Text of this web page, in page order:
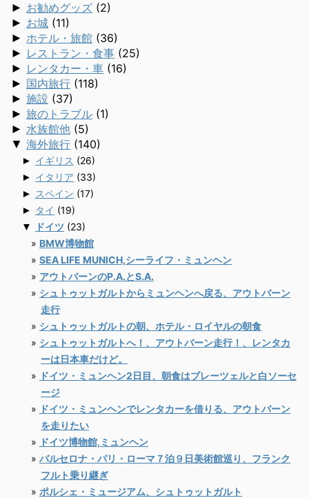
► お勧めグッズ (2)
► お城 (11)
► ホテル・旅館 (36)
► レストラン・食事 (25)
► レンタカー・車 (16)
► 国内旅行 (118)
► 施設 (37)
► 旅のトラブル (1)
► 水族館他 (5)
▼ 海外旅行 (140)
► イギリス (26)
► イタリア (33)
► スペイン (17)
► タイ (19)
▼
ドイツ (23)
BMW博物館
SEA LIFE MUNICH,シーライフ・ミュンヘン
アウトバーンのP.A.とS.A.
シュトゥットガルトからミュンヘンへ戻る、アウトバーン
走行
シュトゥットガルトの朝、ホテル・ロイヤルの朝食
シュトゥットガルトへ！、アウトバーン走行！、レンタカ
ーは日本車だけど。
ドイツ・ミュンヘン2日目、朝食はブレーツェルと白ソーセ
ージ
ドイツ・ミュンヘンでレンタカーを借りる、アウトバーン
を走りたい
ドイツ博物館,ミュンヘン
バルセロナ・パリ・ローマ７泊９日美術館巡り、フランク
フルト乗り継ぎ
ポルシェ・ミュージアム、シュトゥットガルト